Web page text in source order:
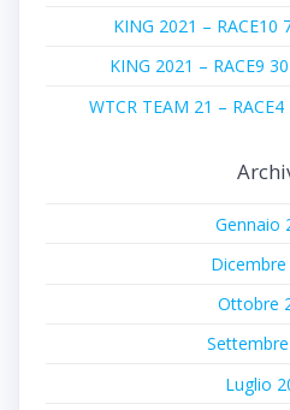
KING 2021 – RACE10
KING 2021 – RACE9
WTCR TEAM 21 –
Gennaio
Dicembre
Ottobre
Luglio